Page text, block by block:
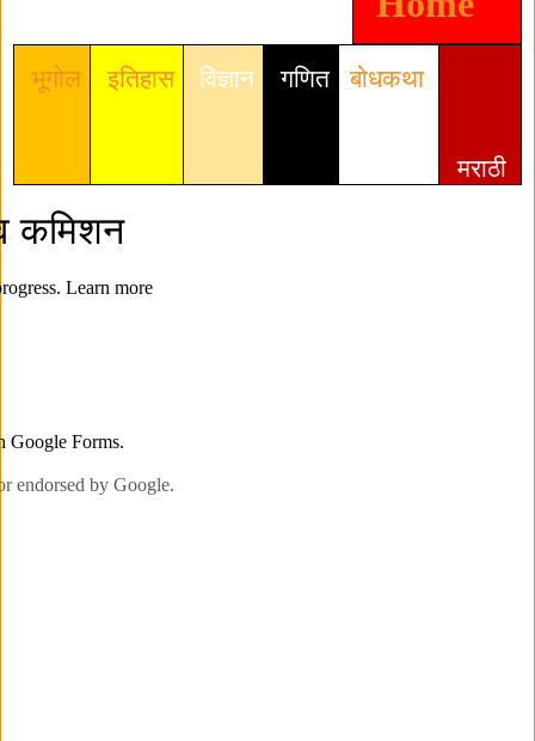
मराठी
बोधकथा
गणित
विज्ञान
इतिहास
भूगोल